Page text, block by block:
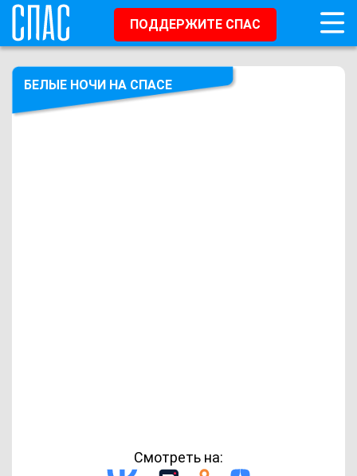
ПОДДЕРЖИТЕ СПАС
БЕЛЫЕ НОЧИ НА СПАСЕ
Смотреть на: